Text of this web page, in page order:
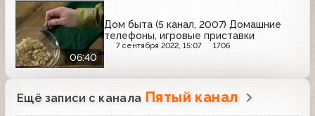
06:40
Дом быта (5 канал, 2007) Домашние
телефоны, игровые приставки
7 сентября 2022, 15:07 1706
Ещё записи с канала Пятый канал